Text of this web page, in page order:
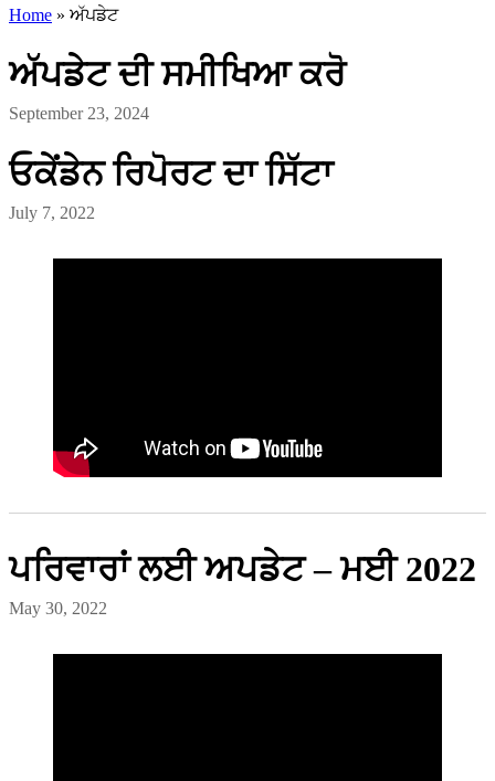
Home » ਅੱਪਡੇਟ
ਅੱਪਡੇਟ ਦੀ ਸਮੀਖਿਆ ਕਰੋ
September 23, 2024
ਓਕੇਂਡੇਨ ਰਿਪੋਰਟ ਦਾ ਸਿੱਟਾ
July 7, 2022
ਪਰਿਵਾਰਾਂ ਲਈ ਅਪਡੇਟ – ਮਈ 2022
May 30, 2022